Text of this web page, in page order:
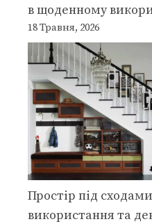
в щоденному
18 Травня, 2026
Простір під
використання та